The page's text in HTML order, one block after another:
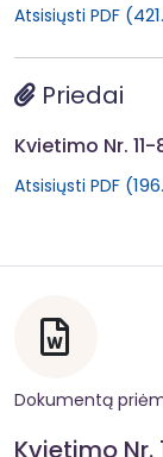
Atsisiųsti PDF
Priedai
Kvietimo Nr.
Atsisiųsti PDF
Dokumentą
Kvietimo Nr.